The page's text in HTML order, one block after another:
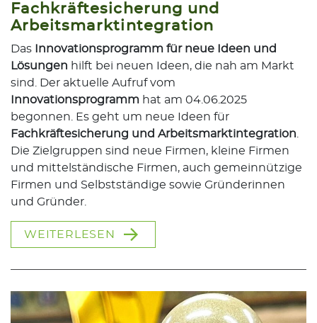
Fachkräftesicherung und
Arbeitsmarktintegration
Das
Innovationsprogramm für neue Ideen und
Lösungen hilft bei neuen Ideen, die nah am Markt
sind. Der aktuelle Aufruf vom
Innovationsprogramm hat am 04.06.2025
begonnen. Es geht um neue Ideen für
Fachkräftesicherung und Arbeitsmarktintegration
Die Zielgruppen sind neue Firmen, kleine Firmen
und mittelständische Firmen, auch gemeinnützige
Firmen und Selbstständige sowie Gründerinnen
und Gründer.
WEITERLESEN